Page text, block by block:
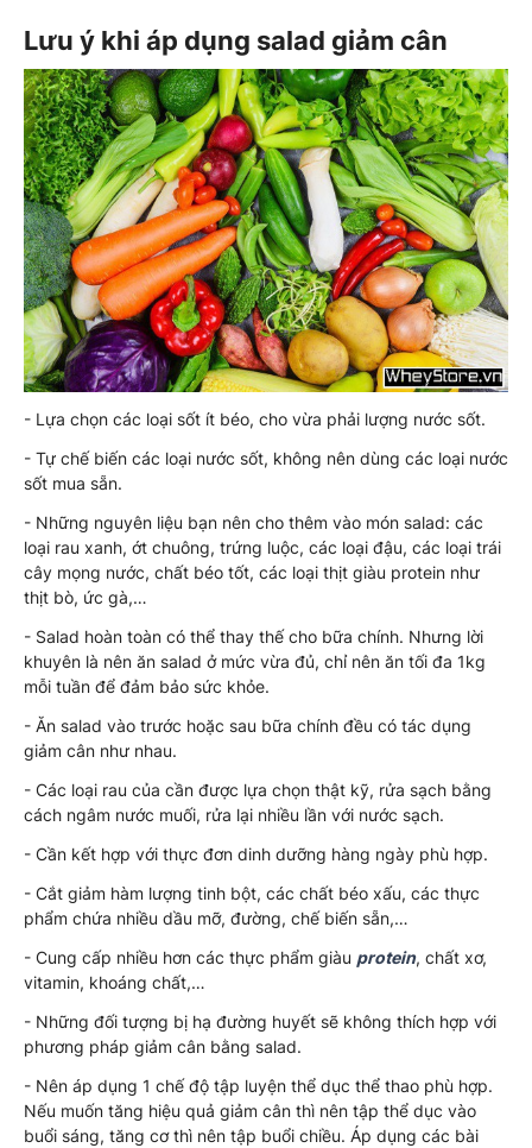
Lưu ý khi áp dụng salad giảm cân
- Lựa chọn các loại sốt ít béo, cho vừa phải lượng nước sốt.
- Tự chế biến các loại nước sốt, không nên dùng các loại nước
sốt mua sẵn.
- Những nguyên liệu bạn nên cho thêm vào món salad: các
loại rau xanh, ớt chuông, trứng luộc, các loại đậu, các loại trái
cây mọng nước, chất béo tốt, các loại thịt giàu protein như
thịt bò, ức gà,…
- Salad hoàn toàn có thể thay thế cho bữa chính. Nhưng lời
khuyên là nên ăn salad ở mức vừa đủ, chỉ nên ăn tối đa 1kg
mỗi tuần để đảm bảo sức khỏe.
- Ăn salad vào trước hoặc sau bữa chính đều có tác dụng
giảm cân như nhau.
- Các loại rau của cần được lựa chọn thật kỹ, rửa sạch bằng
cách ngâm nước muối, rửa lại nhiều lần với nước sạch.
- Cần kết hợp với thực đơn dinh dưỡng hàng ngày phù hợp.
- Cắt giảm hàm lượng tinh bột, các chất béo xấu, các thực
phẩm chứa nhiều dầu mỡ, đường, chế biến sẵn,…
- Cung cấp nhiều hơn các thực phẩm giàu protein, chất xơ,
vitamin, khoáng chất,…
- Những đối tượng bị hạ đường huyết sẽ không thích hợp với
phương pháp giảm cân bằng salad.
- Nên áp dụng 1 chế độ tập luyện thể dục thể thao phù hợp.
Nếu muốn tăng hiệu quả giảm cân thì nên tập thể dục vào
buổi sáng, tăng cơ thì nên tập buổi chiều. Áp dụng các bài